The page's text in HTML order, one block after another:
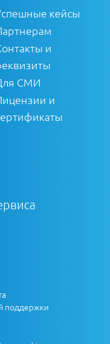
кейсы
и
СМИ
и
поддержки